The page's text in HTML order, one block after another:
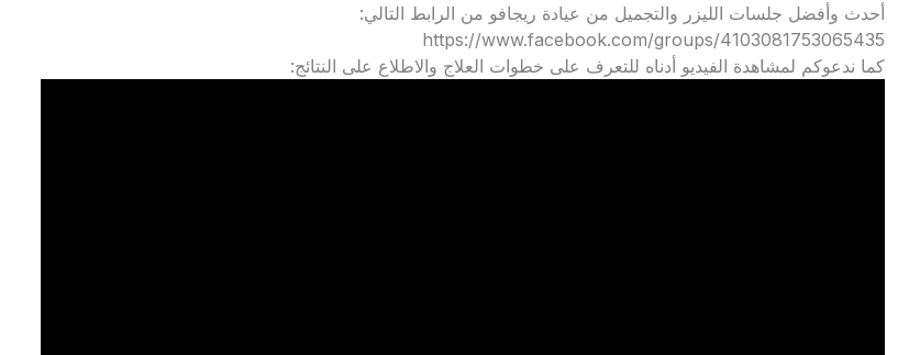
أحدث وأفضل جلسات الليزر والتجميل من عيادة ريجافو من الرابط التالي:
https://www.facebook.com/groups/4103081753065435
كما ندعوكم لمشاهدة الفيديو أدناه للتعرف على خطوات العلاج والاطلاع على النتائج: